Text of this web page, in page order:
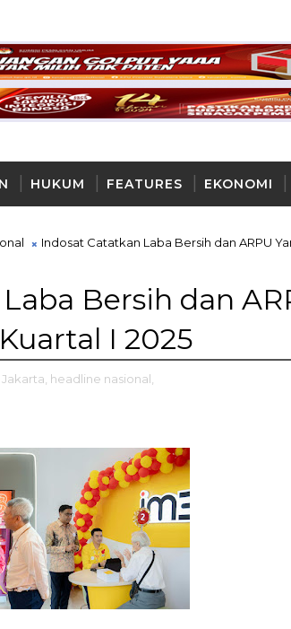
HUKUM FEATURES EKONOMI
Indosat Catatkan Laba Bersih dan ARPU
Bersih dan
I 2025
headline nasional,